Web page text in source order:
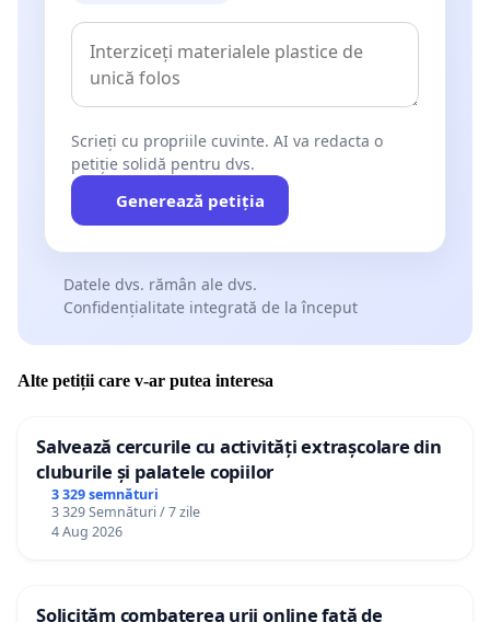
Scrieți cu propriile cuvinte. AI va redacta o
petiție solidă pentru dvs.
Generează petiția
Datele dvs. rămân ale dvs.
Confidențialitate integrată de la început
Alte petiții care v-ar putea interesa
Salvează cercurile cu activități extrașcolare din
cluburile și palatele copiilor
3 329 semnături
3 329 Semnături / 7 zile
4 Aug 2026
Solicităm combaterea urii online față de